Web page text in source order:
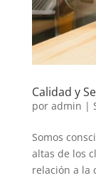
Calidad y
por admin |
Somos
altas de los
relación a la